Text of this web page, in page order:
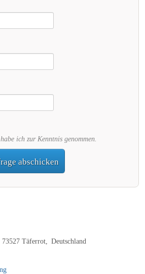
habe ich zur Kenntnis genommen.
abschicken
73527 Täferrot
Deutschland